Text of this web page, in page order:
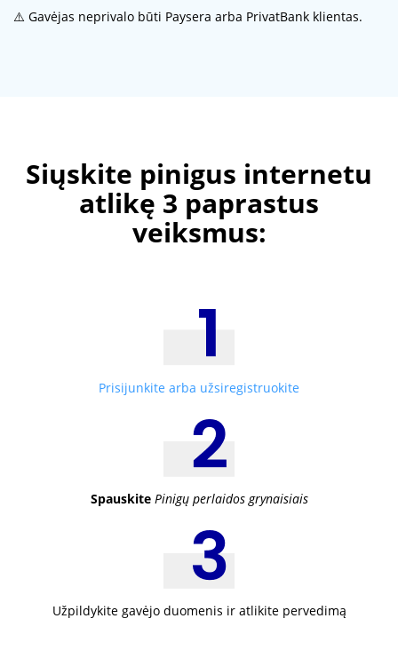
⚠️ Gavėjas neprivalo būti Paysera arba PrivatBank klientas.
Siųskite pinigus internetu
atlikę 3 paprastus
veiksmus:
Prisijunkite arba užsiregistruokite
Spauskite Pinigų perlaidos grynaisiais
Užpildykite gavėjo duomenis ir atlikite pervedimą